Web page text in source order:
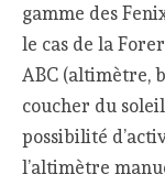
gamme des
le cas de la
ABC (altimètre,
coucher du
possibilité
l’altimètre